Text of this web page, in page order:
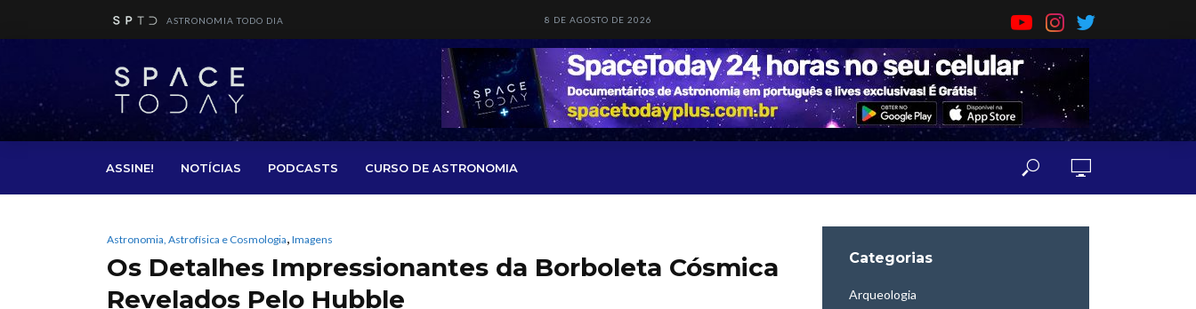
ASTRONOMIA TODO DIA 8 DE AGOSTO DE 2026
ASSINE! NOTÍCIAS PODCASTS CURSO DE ASTRONOMIA
Astronomia, Astrofísica e Cosmologia, Imagens
Os Detalhes Impressionantes da Borboleta Cósmica
Revelados Pelo Hubble
Categorias
Arqueologia